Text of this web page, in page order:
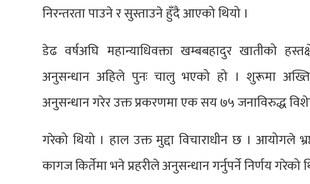
निरन्तरता पाउने र सुस्ताउने हुँदै आएको थियो ।
डेढ वर्षअघि महान्याधिवक्ता खम्बबहादुर खातीको
अनुसन्धान अहिले पुनः चालु भएको हो । शुरूमा
अनुसन्धान गरेर उक्त प्रकरणमा एक सय ७५ जनाविरुद्ध
गरेको थियो । हाल उक्त मुद्दा विचाराधीन छ । आयोगले
कागज किर्तेमा भने प्रहरीले अनुसन्धान गर्नुपर्ने निर्णय गरेको